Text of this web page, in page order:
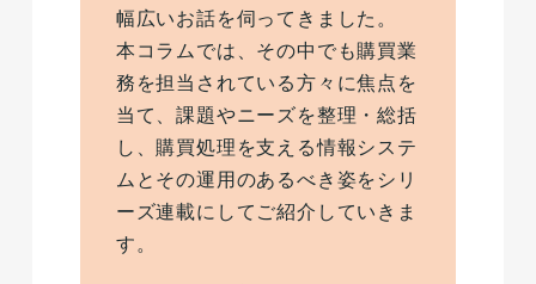
幅広いお話を伺ってきました。
本コラムでは、その中でも購買業
務を担当されている方々に焦点を
当て、課題やニーズを整理・総括
し、購買処理を支える情報システ
ムとその運用のあるべき姿をシリ
ーズ連載にしてご紹介していきま
す。